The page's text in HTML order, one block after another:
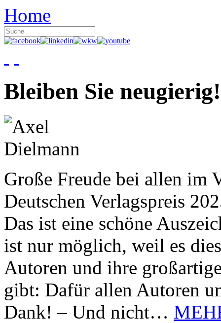
Home
Bleiben Sie neugierig!
Große Freude bei allen im
Deutschen Verlagspreis
Das ist eine schöne
ist nur möglich, weil es
Autoren und ihre
gibt: Dafür allen Autoren
Dank! – Und nicht…